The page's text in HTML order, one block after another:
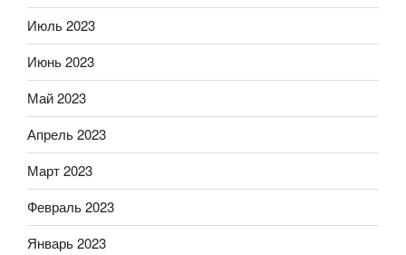
Июль 2023
Июнь 2023
Май 2023
Апрель 2023
Март 2023
Февраль 2023
Январь 2023